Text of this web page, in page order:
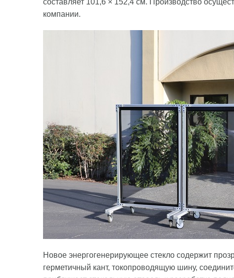
составляет 101,6 × 152,4 см. Производство
компании.
Новое энергогенерирующее стекло содержит
герметичный кант, токопроводящую шину,